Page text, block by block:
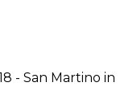
- San Martino in